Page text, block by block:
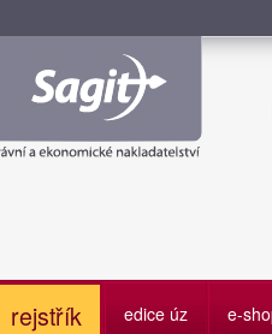
rejstřík edice úz e-